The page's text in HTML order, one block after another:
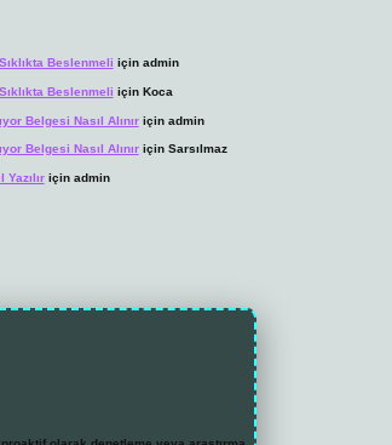
Beslenmeli için admin
Beslenmeli için Koca
Belgesi Nasıl Alınıriçin admin
Belgesi Nasıl Alınıriçin Sarsılmaz
Yazılıriçin admin